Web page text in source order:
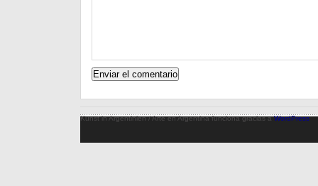
Kunst in Argentinien / Arte en Argentina funciona gracias aWordPress